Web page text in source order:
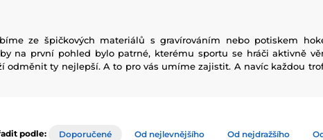
ze špičkových materiálů s gravírováním nebo potiskem
na první pohled bylo patrné, kterému sportu se hráči aktivně
odměnit ty nejlepší. A to pro vás umíme zajistit. A navíc každou
podle: Doporučené Od nejlevnějšího Od nejdražšího